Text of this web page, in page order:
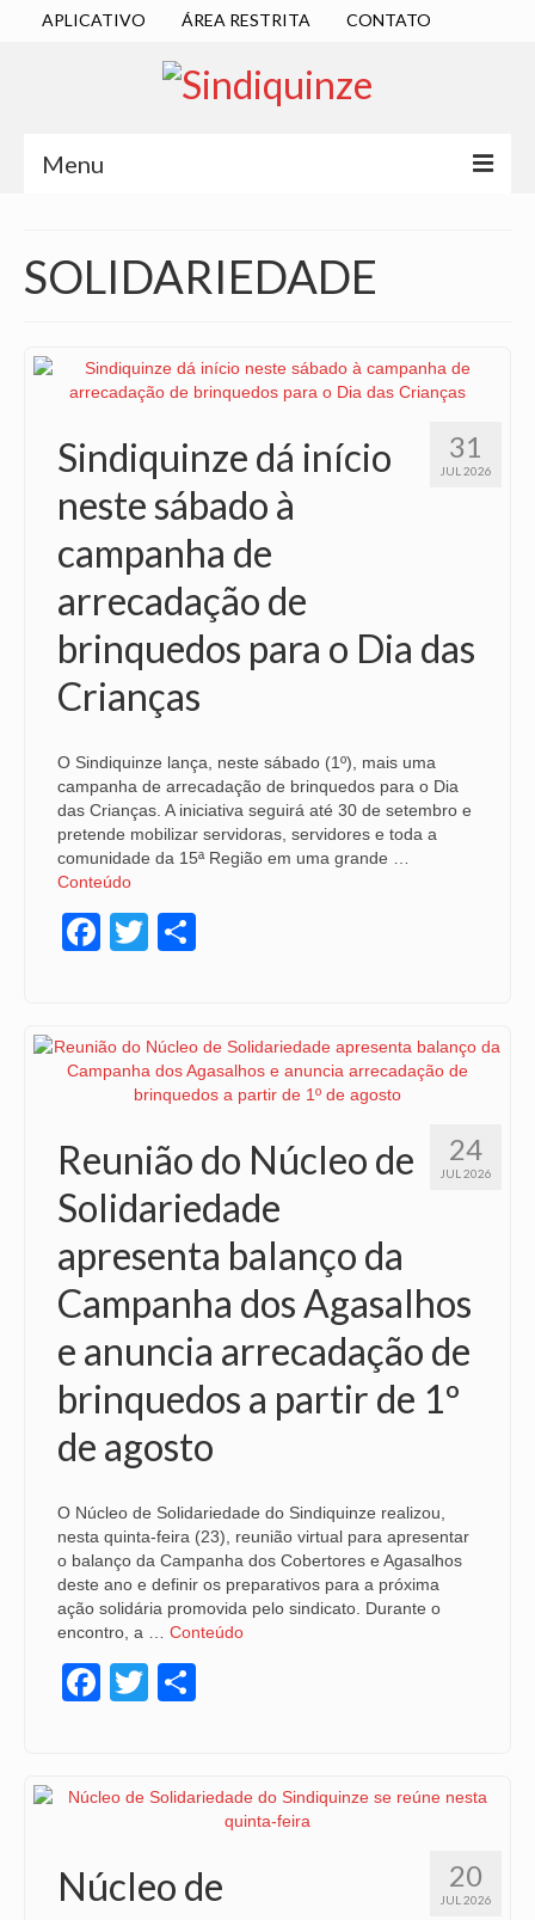
APLICATIVO ÁREA RESTRITA CONTATO
Menu
SINDICATO
ESTATUTO
LOCALIZAÇÃO
QUEM SOMOS
NOSSA HISTÓRIA
SUBSEDES
ARAÇATUBA
BAURU
PRESIDENTE PRUDENTE
RIBEIRÃO PRETO
SÃO JOSÉ DOS CAMPOS
SÃO JOSÉ DO RIO PRETO
BOLETIM
CONVÊNIOS
SINDICALIZE-SE
JURÍDICO
NÚCLEOS
APOSENTADOS
AGENTES DE POLÍCIA JUDICIAL
ANALISTAS JUDICIÁRIOS
ACESSIBILIDADE E INCLUSÃO
LGBTQIA+
MULHERES
SAÚDE
TÉCNICOS JUDICIÁRIOS
SOLIDARIEDADE
31
JUL 2026
Sindiquinze dá início
neste sábado à
campanha de
arrecadação de
brinquedos para o Dia das
Crianças
O Sindiquinze lança, neste sábado (1º), mais uma
campanha de arrecadação de brinquedos para o Dia
das Crianças. A iniciativa seguirá até 30 de setembro e
pretende mobilizar servidoras, servidores e toda a
comunidade da 15ª Região em uma grande …
Conteúdo
Facebook
Twitter
24
JUL 2026
Reunião do Núcleo de
Solidariedade
apresenta balanço da
Campanha dos Agasalhos
e anuncia arrecadação de
brinquedos a partir de 1º
de agosto
O Núcleo de Solidariedade do Sindiquinze realizou,
nesta quinta-feira (23), reunião virtual para apresentar
o balanço da Campanha dos Cobertores e Agasalhos
deste ano e definir os preparativos para a próxima
ação solidária promovida pelo sindicato. Durante o
encontro, a … Conteúdo
Facebook
Twitter
20
JUL 2026
Núcleo de